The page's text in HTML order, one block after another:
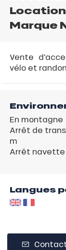
Marque
Vente
vélo et
En montagne
Arrêt de
m
Arrêt navette
Langues